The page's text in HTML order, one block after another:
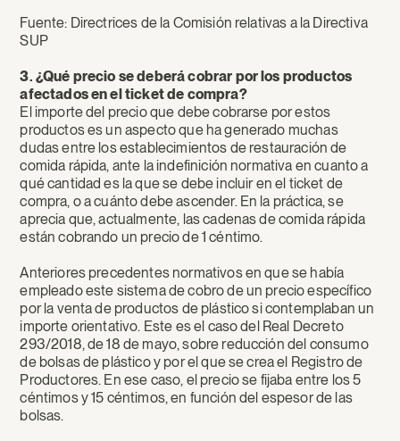
Fuente: Directrices de la Comisión relativas a la Directiva
SUP
3. ¿Qué precio se deberá cobrar por los productos
afectados en el ticket de compra?
El importe del precio que debe cobrarse por estos
productos es un aspecto que ha generado muchas
dudas entre los establecimientos de restauración de
comida rápida, ante la indefinición normativa en cuanto a
qué cantidad es la que se debe incluir en el ticket de
compra, o a cuánto debe ascender. En la práctica, se
aprecia que, actualmente, las cadenas de comida rápida
están cobrando un precio de 1 céntimo.
Anteriores precedentes normativos en que se había
empleado este sistema de cobro de un precio específico
por la venta de productos de plástico si contemplaban un
importe orientativo. Este es el caso del Real Decreto
293/2018, de 18 de mayo, sobre reducción del consumo
de bolsas de plástico y por el que se crea el Registro de
Productores. En ese caso, el precio se fijaba entre los 5
céntimos y 15 céntimos, en función del espesor de las
bolsas.